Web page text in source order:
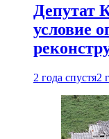
Депутат
условие
2 года спустя2